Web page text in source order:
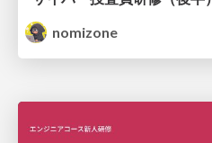
nomizone